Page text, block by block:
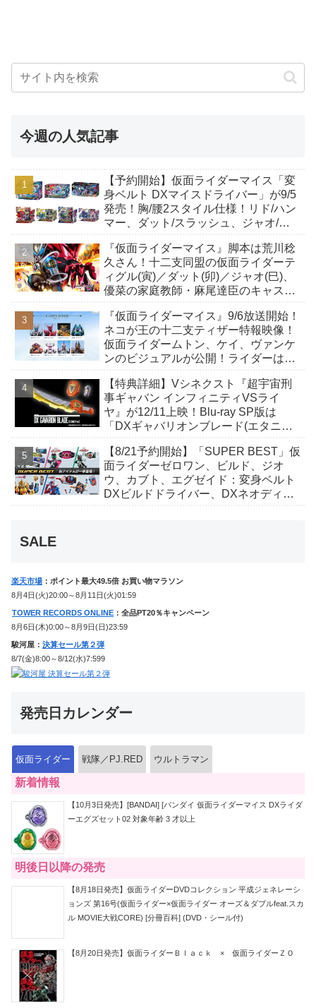
今週の人気記事
【予約開始】仮面ライダーマイス「変
身ベルト DXマイスドライバー」が9/5
発売！胸/腰2スタイル仕様！リド/ハン
マー、ダット/スラッシュ、ジャオ/バ
も！
『仮面ライダーマイス』脚本は荒川稔
久さん！十二支同盟の仮面ライダーテ
ィグル(寅)／ダット(卯)／ジャオ(巳)、
優菜の家庭教師・麻尾達臣のキャスト
んも変身！
『仮面ライダーマイス』9/6放送開始！
ネコが王の十二支ティザー特報映像！
仮面ライダームトン、ケイ、ヴァンケ
ンのビジュアルが公開！ライダーは子
【特典詳細】Vシネクスト『超宇宙刑
事ギャバン インフィニティVSライ
ヤ』が12/11上映！Blu-ray SP版は
「DXギャバリオンブレード(エタニテ
か豪華特典付き！
【8/21予約開始】「SUPER BEST」仮
面ライダーゼロワン、ビルド、ジオ
ウ、カブト、エグゼイド：変身ベルト
DXビルドドライバー、DXネオディケ
SALE
楽天市場 ：ポイント最大49.5倍 お買い物マラソン
8月4日(火)20:00～8月11日(火)01:59
TOWER RECORDS ONLINE ：全品PT20％キャンペーン
8月6日(木)0:00～8月9日(日)23:59
駿河屋： 決算セール第２弾
8/7(金)8:00～8/12(水)7:599
発売日カレンダー
仮面ライダー 戦隊／PJ.RED ウルトラマン
新着情報
【10月3日発売】[BANDAI] [バンダイ 仮面ライダーマイス DXライダ
ーエグズセット02 対象年齢 3 才以上
明後日以降の発売
【8月18日発売】仮面ライダーDVDコレクション 平成ジェネレーシ
ョンズ 第16号(仮面ライダー×仮面ライダー オーズ＆ダブルfeat.スカ
ル MOVIE大戦CORE) [分冊百科] (DVD・シール付)
【8月20日発売】仮面ライダーＢｌａｃｋ × 仮面ライダーＺＯ